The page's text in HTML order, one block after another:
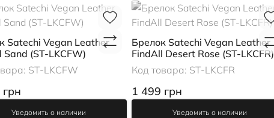
Satechi Vegan Leather
Sand (ST-LKCFW)
ST-LKCFW
Уведомить о наличии
Брелок Satechi Vegan Leather
FindAll Desert Rose (ST-LKCFR)
Код товара: ST-LKCFR
1 499 грн
Уведомить о наличии